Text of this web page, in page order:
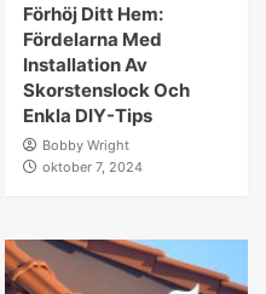
Förhöj Ditt Hem:
Fördelarna Med
Installation Av
Skorstenslock Och
Enkla DIY-Tips
Bobby Wright
oktober 7, 2024